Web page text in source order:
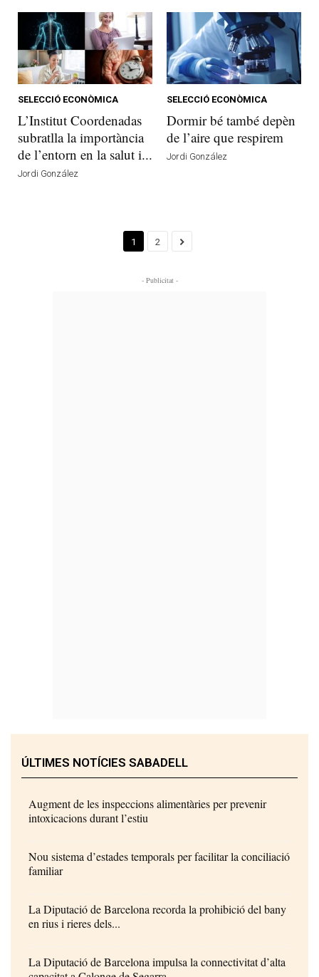
SELECCIÓ ECONÒMICA
L’Institut Coordenadas
subratlla la importància
de l’entorn en la salut i...
Jordi González
SELECCIÓ ECONÒMICA
Dormir bé també depèn
de l’aire que respirem
Jordi González
1 2
- Publicitat -
ÚLTIMES NOTÍCIES SABADELL
Augment de les inspeccions alimentàries per prevenir
intoxicacions durant l’estiu
Nou sistema d’estades temporals per facilitar la conciliació
familiar
La Diputació de Barcelona recorda la prohibició del bany
en rius i rieres dels...
La Diputació de Barcelona impulsa la connectivitat d’alta